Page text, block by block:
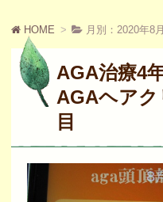
HOME 月別：2020年8月
AGA治療4
AGAヘアク
目